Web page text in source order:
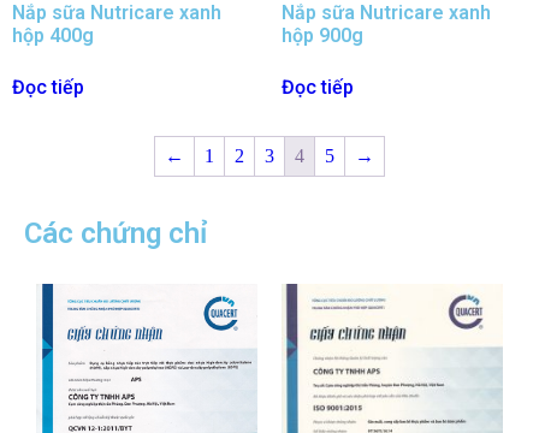
Nắp sữa Nutricare xanh
hộp 400g
Đọc tiếp
Nắp sữa Nutricare xanh
hộp 900g
Đọc tiếp
← 1 2 3 4 5 →
Các chứng chỉ